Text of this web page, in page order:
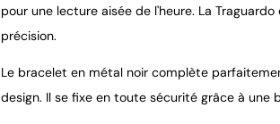
pour une lecture aisée de l'heure. La
précision.
Le bracelet en métal noir complète
design. Il se fixe en toute sécurité grâce à